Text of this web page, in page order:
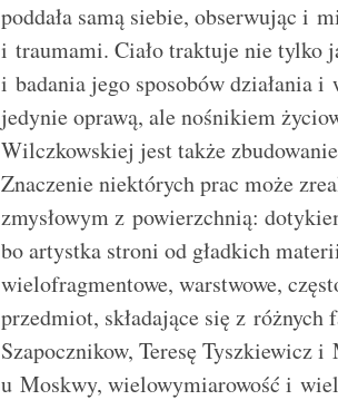
poddała samą siebie, obserwując i
i traumami. Ciało traktuje nie tylko
i badania jego sposobów działania
jedynie oprawą, ale nośnikiem
Wilczkowskiej jest także
Znaczenie niektórych prac może
zmysłowym z powierzchnią:
bo artystka stroni od gładkich
wielofragmentowe, warstwowe,
przedmiot, składające się z
Szapocznikow, Teresę Tyszkiewicz
u Moskwy, wielowymiarowość i